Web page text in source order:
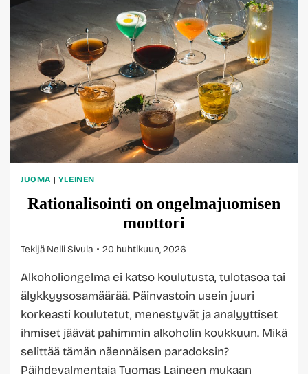
JUOMA | YLEINEN
Rationalisointi on ongelmajuomisen
moottori
Tekijä Nelli Sivula 20 huhtikuun, 2026
Alkoholiongelma ei katso koulutusta, tulotasoa tai
älykkyysosamäärää. Päinvastoin usein juuri
korkeasti koulutetut, menestyvät ja analyyttiset
ihmiset jäävät pahimmin alkoholin koukkuun. Mikä
selittää tämän näennäisen paradoksin?
Päihdevalmentaja Tuomas Laineen mukaan